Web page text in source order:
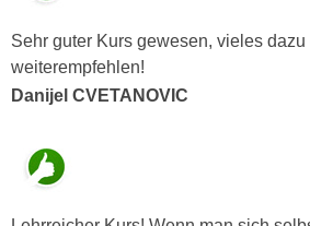
Sehr guter Kurs gewesen, vieles
weiterempfehlen!
Danijel CVETANOVIC
m
e
O
e
a